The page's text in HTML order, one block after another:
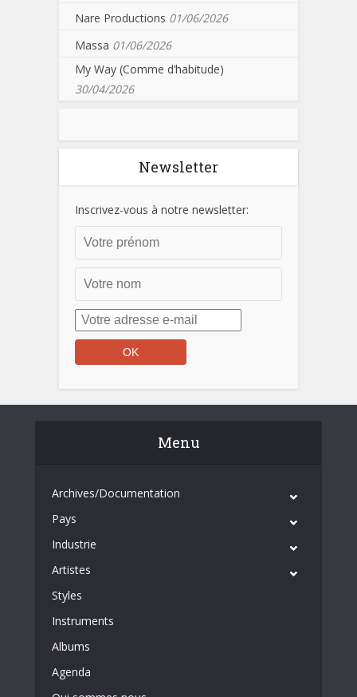
Nare Productions 01/06/2026
Massa 01/06/2026
My Way (Comme d’habitude)
30/04/2026
Newsletter
Inscrivez-vous à notre newsletter:
Menu
Archives/Documentation
Pays
Industrie
Artistes
Styles
Instruments
Albums
Agenda